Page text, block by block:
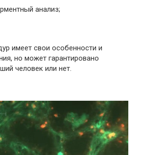
анализ;
имеет свои особенности и
но может гарантировано
человек или нет.